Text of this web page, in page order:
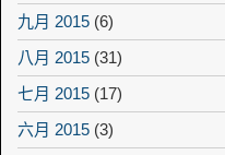
九月 2015 (6)
八月 2015 (31)
七月 2015 (17)
六月 2015 (3)